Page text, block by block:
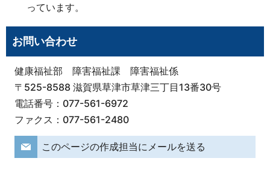
っています。
お問い合わせ
健康福祉部 障害福祉課 障害福祉係
〒525-8588 滋賀県草津市草津三丁目13番30号
電話番号：077-561-6972
ファクス：077-561-2480
このページの作成担当にメールを送る